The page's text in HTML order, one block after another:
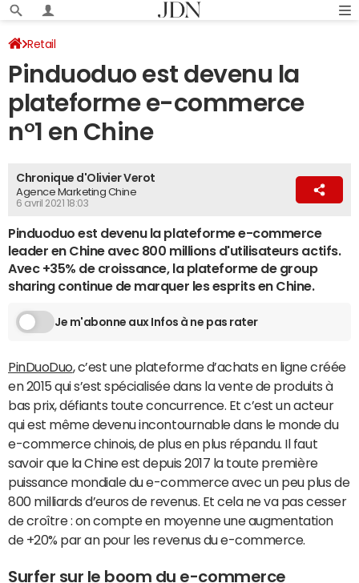
Retail
Pinduoduo est devenu la
plateforme e-commerce
n°1 en Chine
Chronique d'Olivier Verot
Agence Marketing Chine
6 avril 2021 18:03
Pinduoduo est devenu la plateforme e-commerce
leader en Chine avec 800 millions d'utilisateurs actifs.
Avec +35% de croissance, la plateforme de group
sharing continue de marquer les esprits en Chine.
Je m'abonne aux Infos à ne pas rater
PinDuoDuo, c’est une plateforme d’achats en ligne créée
en 2015 qui s’est spécialisée dans la vente de produits à
bas prix, défiants toute concurrence. Et c’est un acteur
qui est même devenu incontournable dans le monde du
e-commerce chinois, de plus en plus répandu. Il faut
savoir que la Chine est depuis 2017 la toute première
puissance mondiale du e-commerce avec un peu plus de
800 milliards d’euros de revenus. Et cela ne va pas cesser
de croître : on compte en moyenne une augmentation
de +20% par an pour les revenus du e-commerce.
Surfer sur le boom du e-commerce